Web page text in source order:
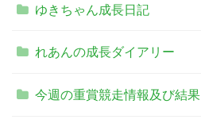
ゆきちゃん成長日記
れあんの成長ダイアリー
今週の重賞競走情報及び結果